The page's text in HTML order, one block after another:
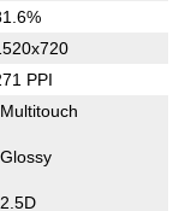
PPI
Multitouch
Glossy
2.5D